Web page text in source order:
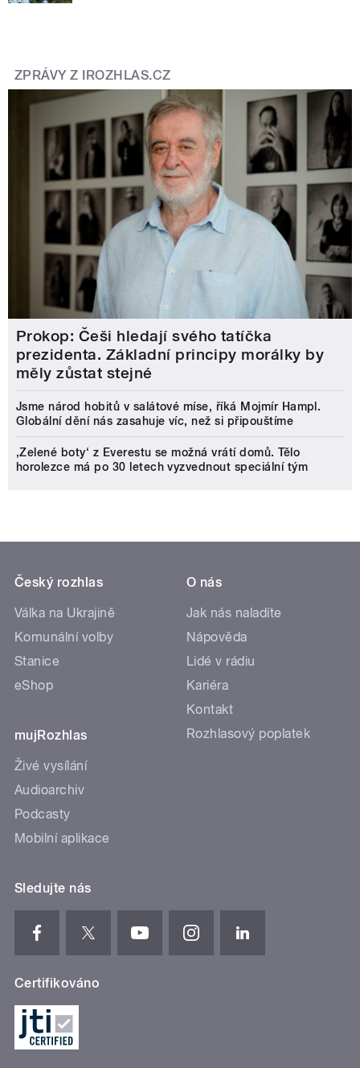
ZPRÁVY Z IROZHLAS.CZ
Prokop: Češi hledají svého tatíčka
prezidenta. Základní principy morálky by
měly zůstat stejné
Jsme národ hobitů v salátové míse, říká Mojmír Hampl.
Globální dění nás zasahuje víc, než si připouštíme
‚Zelené boty‘ z Everestu se možná vrátí domů. Tělo
horolezce má po 30 letech vyzvednout speciální tým
Český rozhlas
Válka na Ukrajině
Komunální volby
Stanice
eShop
mujRozhlas
Živé vysílání
Audioarchiv
Podcasty
Mobilní aplikace
O nás
Jak nás naladíte
Nápověda
Lidé v rádiu
Kariéra
Kontakt
Rozhlasový poplatek
Sledujte nás
Certifikováno